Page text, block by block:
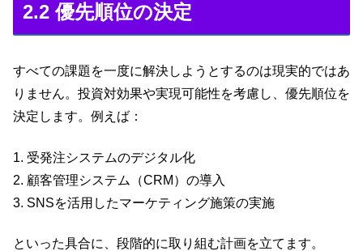
2.2 優先順位の決定
すべての課題を一度に解決しようとするのは現実的ではあ
りません。投資対効果や実現可能性を考慮し、優先順位を
決定します。例えば：
1. 受発注システムのデジタル化
2. 顧客管理システム（CRM）の導入
3. SNSを活用したマーケティング施策の実施
といった具合に、段階的に取り組む計画を立てます。